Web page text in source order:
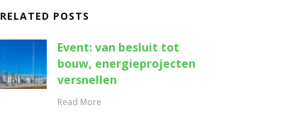
RELATED POSTS
Event: van besluit tot
bouw, energieprojecten
versnellen
Read More